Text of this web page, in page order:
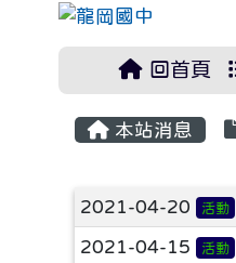
回首頁
本站消息
文章列表
2021-04-20 活動
2021-04-15 活動